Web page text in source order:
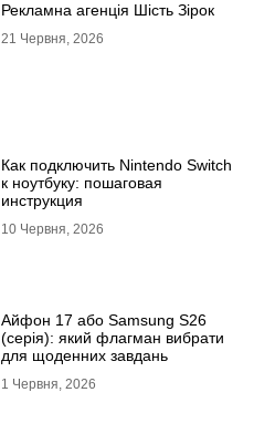
Рекламна агенція Шість Зірок
21 Червня, 2026
Как подключить Nintendo Switch
к ноутбуку: пошаговая
инструкция
10 Червня, 2026
Айфон 17 або Samsung S26
(серія): який флагман вибрати
для щоденних завдань
1 Червня, 2026